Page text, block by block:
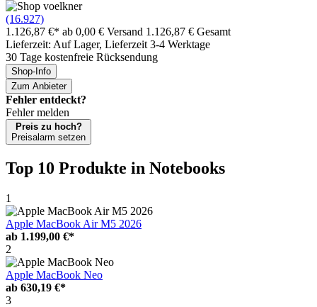
(16.927)
1.126,87 €* ab 0,00 € Versand 1.126,87 € Gesamt
Lieferzeit: Auf Lager, Lieferzeit 3-4 Werktage
30 Tage kostenfreie Rücksendung
Shop-Info
Zum Anbieter
Fehler entdeckt?
Fehler melden
Preis zu hoch?
Preisalarm setzen
Top 10 Produkte in Notebooks
1
Apple MacBook Air M5 2026
ab 1.199,00 €*
2
Apple MacBook Neo
ab 630,19 €*
3